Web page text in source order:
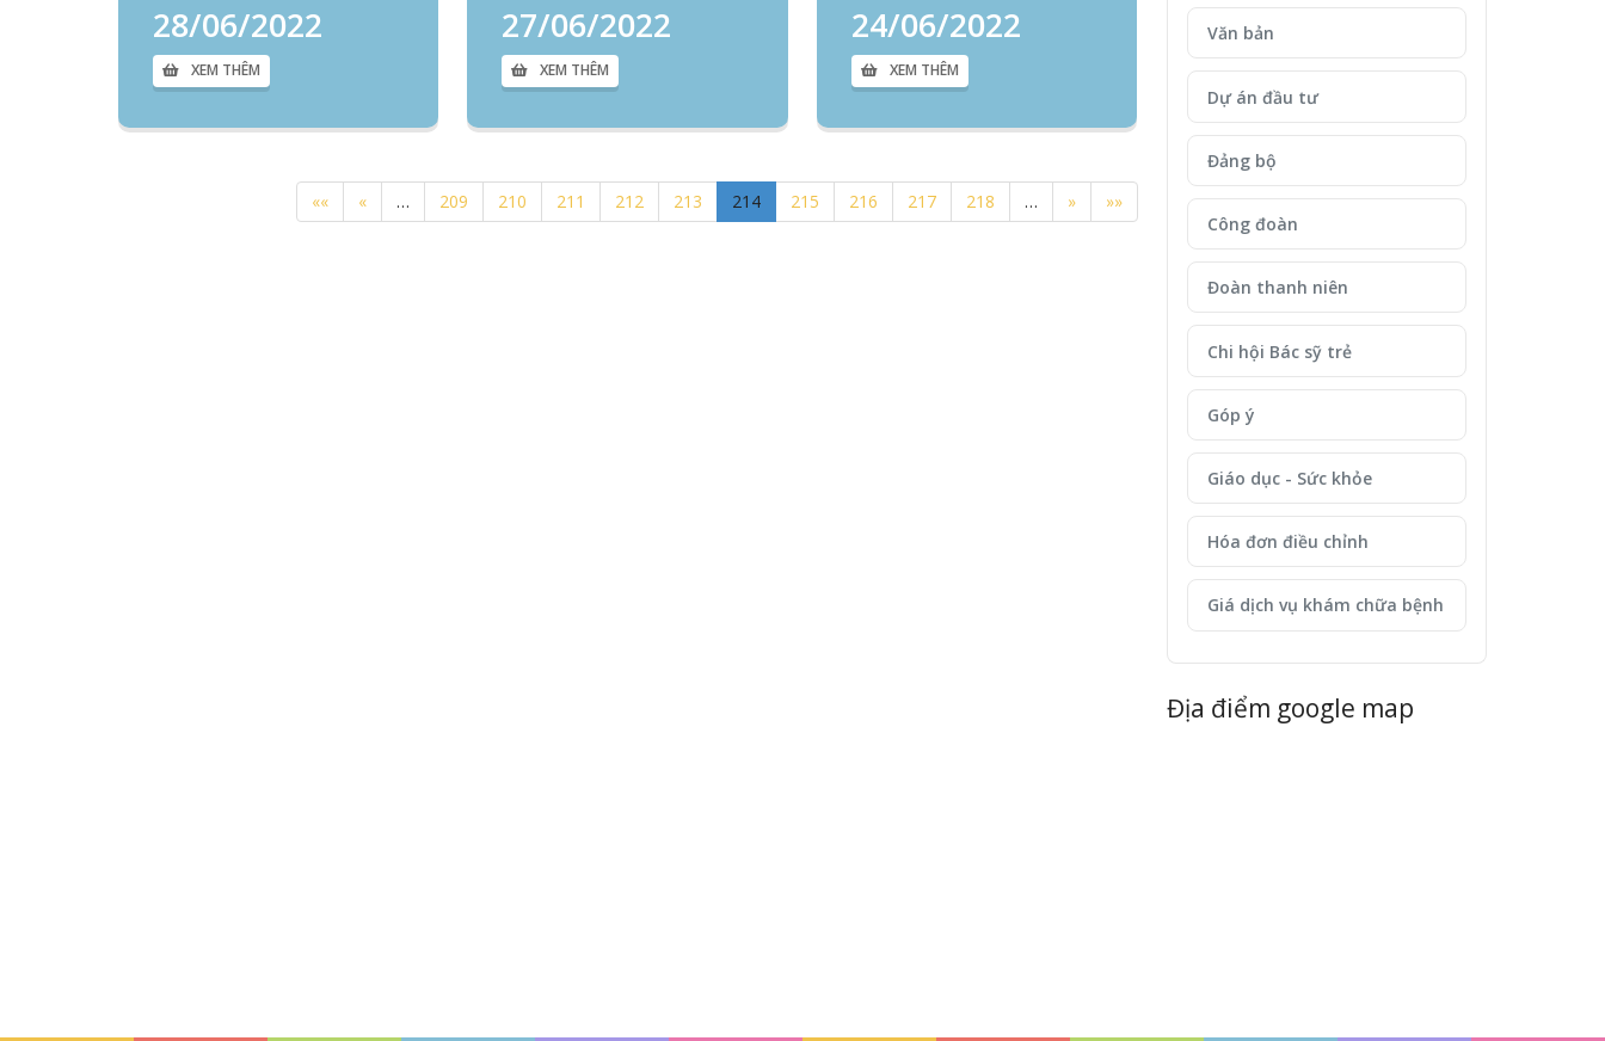
28/06/2022
XEM THÊM
27/06/2022
XEM THÊM
24/06/2022
XEM THÊM
«« « … 209 210 211 212 213 214 215 216 217 218 … » »»
Văn bản
Dự án đầu tư
Đảng bộ
Công đoàn
Đoàn thanh niên
Chi hội Bác sỹ trẻ
Góp ý
Giáo dục - Sức khỏe
Hóa đơn điều chỉnh
Giá dịch vụ khám chữa bệnh
Địa điểm google map